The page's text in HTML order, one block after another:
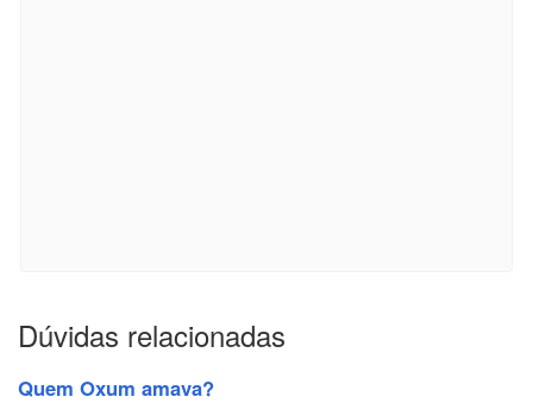
Dúvidas relacionadas
Quem Oxum amava?